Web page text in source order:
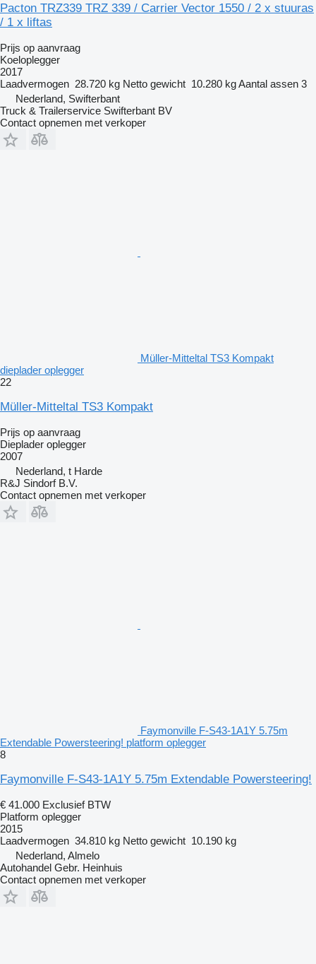
Pacton TRZ339 TRZ 339 / Carrier Vector 1550 / 2 x stuuras
/ 1 x liftas
Prijs op aanvraag
Koeloplegger
2017
Laadvermogen 28.720 kg Netto gewicht 10.280 kgAantal assen 3
Nederland, Swifterbant
Truck & Trailerservice Swifterbant BV
Contact opnemen met verkoper
Müller-Mitteltal TS3 Kompakt
dieplader oplegger
22
Müller-Mitteltal TS3 Kompakt
Prijs op aanvraag
Dieplader oplegger
2007
Nederland, t Harde
R&J Sindorf B.V.
Contact opnemen met verkoper
Faymonville F-S43-1A1Y 5.75m
Extendable Powersteering! platform oplegger
8
Faymonville F-S43-1A1Y 5.75m Extendable Powersteering!
€ 41.000 Exclusief BTW
Platform oplegger
2015
Laadvermogen 34.810 kg Netto gewicht 10.190 kg
Nederland, Almelo
Autohandel Gebr. Heinhuis
Contact opnemen met verkoper